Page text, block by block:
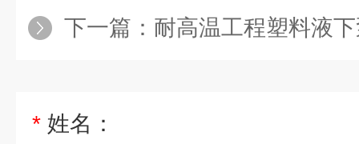
下一篇： 耐高温工程塑料液
* 姓名：